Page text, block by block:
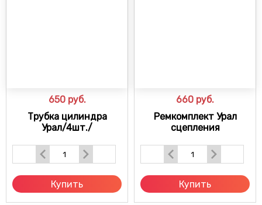
650 руб.
Трубка цилиндра
Урал/4шт./
Купить
660 руб.
Ремкомплект Урал
сцепления
Купить